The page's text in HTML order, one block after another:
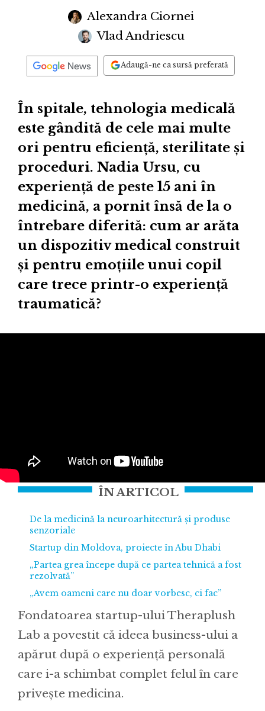
Alexandra Ciornei
Vlad Andriescu
Adaugă-ne ca sursă preferată
În spitale, tehnologia medicală
este gândită de cele mai multe
ori pentru eficiență, sterilitate și
proceduri. Nadia Ursu, cu
experiență de peste 15 ani în
medicină, a pornit însă de la o
întrebare diferită: cum ar arăta
un dispozitiv medical construit
și pentru emoțiile unui copil
care trece printr-o experiență
traumatică?
ÎN ARTICOL
De la medicină la neuroarhitectură și produse
senzoriale
Startup din Moldova, proiecte în Abu Dhabi
„Partea grea începe după ce partea tehnică a fost
rezolvată”
„Avem oameni care nu doar vorbesc, ci fac”
Fondatoarea startup-ului Theraplush
Lab a povestit că ideea business-ului a
apărut după o experiență personală
care i-a schimbat complet felul în care
privește medicina.